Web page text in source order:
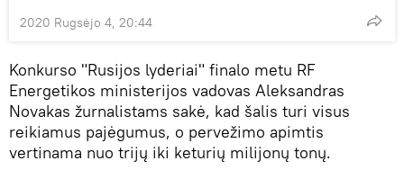
2020 Rugsėjo 4, 20:44
Konkurso "Rusijos lyderiai" finalo metu RF
Energetikos ministerijos vadovas Aleksandras
Novakas žurnalistams sakė, kad šalis turi visus
reikiamus pajėgumus, o pervežimo apimtis
vertinama nuo trijų iki keturių milijonų tonų.